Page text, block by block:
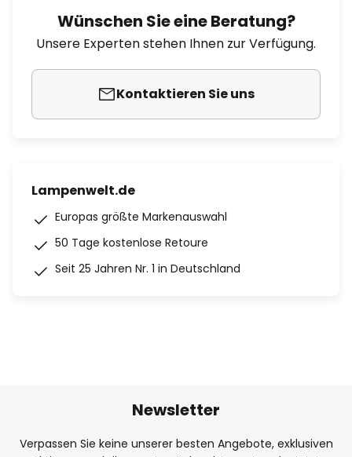
Wünschen Sie eine Beratung?
Unsere Experten stehen Ihnen zur Verfügung.
Kontaktieren Sie uns
Lampenwelt.de
Europas größte Markenauswahl
50 Tage kostenlose Retoure
Seit 25 Jahren Nr. 1 in Deutschland
Newsletter
Verpassen Sie keine unserer besten Angebote, exklusiven